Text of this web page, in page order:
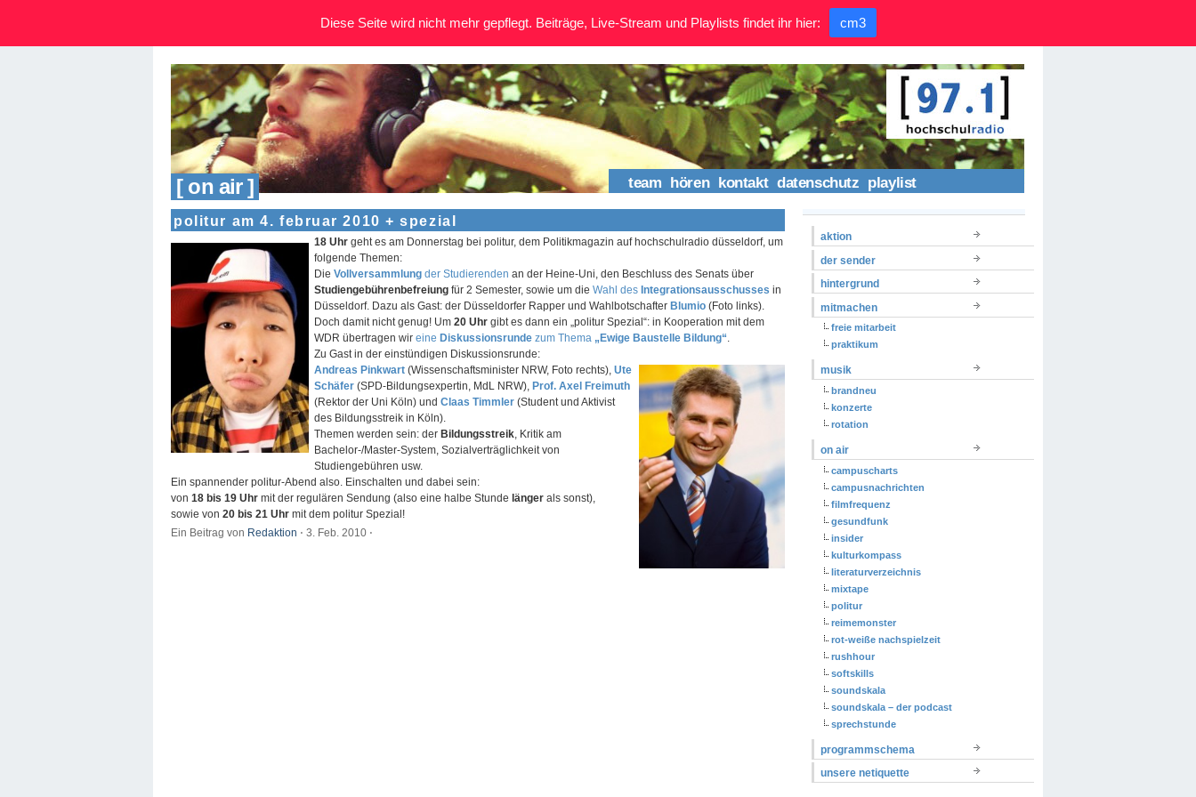
[ on air ] team hören kontakt datenschutz playlist
politur am 4. februar 2010 + spezial
18 Uhr geht es am Donnerstag bei politur, dem Politikmagazin auf hochschulradio düsseldorf, um
folgende Themen:
Die Vollversammlung der Studierenden an der Heine-Uni, den Beschluss des Senats über
Studiengebührenbefreiung für 2 Semester, sowie um die Wahl des Integrationsausschusses in
Düsseldorf. Dazu als Gast: der Düsseldorfer Rapper und Wahlbotschafter Blumio (Foto links).
Doch damit nicht genug! Um 20 Uhr gibt es dann ein „politur Spezial“: in Kooperation mit dem
WDR übertragen wir eine Diskussionsrunde zum Thema „Ewige Baustelle Bildung“.
Zu Gast in der einstündigen Diskussionsrunde:
Andreas Pinkwart (Wissenschaftsminister NRW, Foto rechts), Ute
Schäfer (SPD-Bildungsexpertin, MdL NRW), Prof. Axel Freimuth
(Rektor der Uni Köln) und Claas Timmler (Student und Aktivist
des Bildungsstreik in Köln).
Themen werden sein: der Bildungsstreik, Kritik am
Bachelor-/Master-System, Sozialverträglichkeit von
Studiengebühren usw.
Ein spannender politur-Abend also. Einschalten und dabei sein:
von 18 bis 19 Uhr mit der regulären Sendung (also eine halbe Stunde länger als sonst),
sowie von 20 bis 21 Uhr mit dem politur Spezial!
Ein Beitrag von Redaktion ⋅ 3. Feb. 2010 ⋅
aktion
der sender
hintergrund
mitmachen
freie mitarbeit
praktikum
musik
brandneu
konzerte
rotation
on air
campuscharts
campusnachrichten
filmfrequenz
gesundfunk
insider
kulturkompass
literaturverzeichnis
mixtape
politur
reimemonster
rot-weiße nachspielzeit
rushhour
softskills
soundskala
soundskala – der podcast
sprechstunde
programmschema
unsere netiquette
Diese Seite wird nicht mehr gepflegt. Beiträge, Live-Stream und Playlists findet ihr hier: cm3